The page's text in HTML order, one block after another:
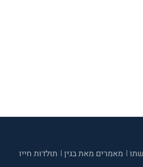
מאמרים מאת בגין תולדות חייו